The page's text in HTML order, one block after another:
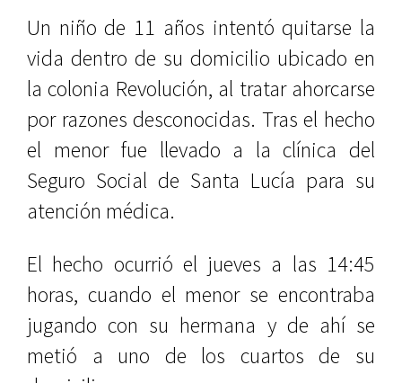
Un niño de 11 años intentó quitarse la
vida dentro de su domicilio ubicado en
la colonia Revolución, al tratar ahorcarse
por razones desconocidas. Tras el hecho
el menor fue llevado a la clínica del
Seguro Social de Santa Lucía para su
atención médica.
El hecho ocurrió el jueves a las 14:45
horas, cuando el menor se encontraba
jugando con su hermana y de ahí se
metió a uno de los cuartos de su